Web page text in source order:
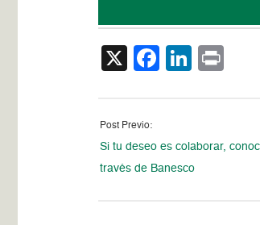
X
Post Previo:
Si tu deseo es colaborar,
través de Banesco